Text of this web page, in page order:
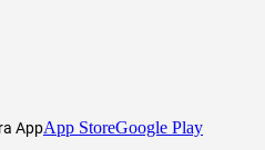
AppApp StoreGoogle Play